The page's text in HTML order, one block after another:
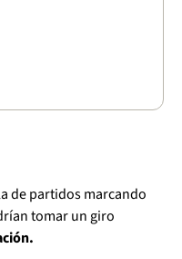
de partidos marcando
tomar un giro